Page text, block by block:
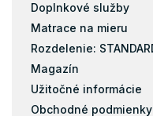
Doplnkové služby
Matrace na mieru
Rozdelenie:
Magazín
Užitočné informácie
Obchodné podmienky